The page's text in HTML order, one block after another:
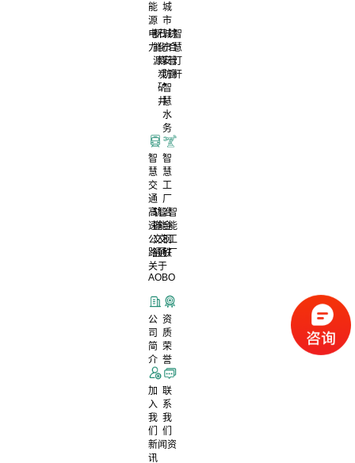
能
源
电
力
新
能
源
石
化
煤
炭
矿
井
城
市
城
市
安
防
综
合
管
廊
智
慧
灯
杆
智
慧
水
务
智
慧
交
通
高
速
公
路
轨
道
交
通
智
能
交
通
智
慧
工
厂
冶
金
钢
铁
智
能
工
厂
关于
AOBO
公
司
简
介
资
质
荣
誉
加
入
我
们
联
系
我
们
新闻资
讯